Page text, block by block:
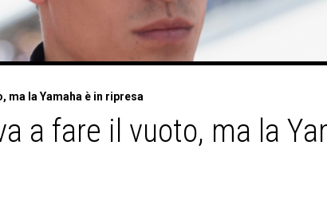
ma la Yamaha è in ripresa
a fare il vuoto, ma la